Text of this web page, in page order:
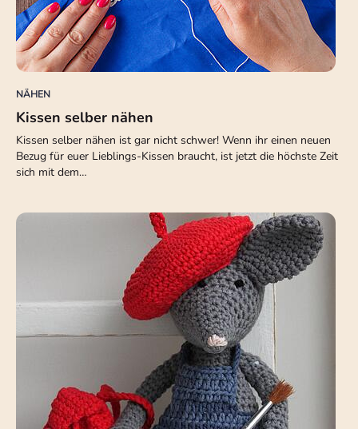
NÄHEN
Kissen selber nähen
Kissen selber nähen ist gar nicht schwer! Wenn ihr einen neuen
Bezug für euer Lieblings-Kissen braucht, ist jetzt die höchste Zeit
sich mit dem…